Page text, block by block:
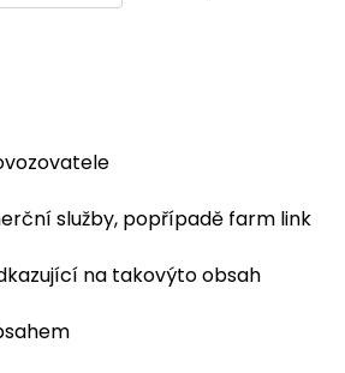
služby, popřípadě farm link
na takovýto obsah